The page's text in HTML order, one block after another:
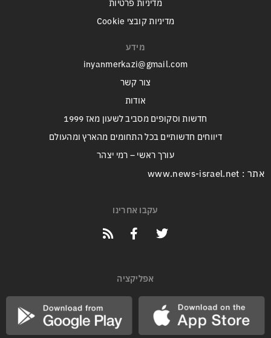
מדיניות פרטיות
מדיניות קובצי Cookie
מידע
inyanmerkazi@gmail.com
צור קשר
אודות
חדשות וסקופים מסביב לשעון מאז 1999
דיווחים חדשותיים בכל התחומים מהארץ ומהעולם
עורך ראשי – רמי יצהר
אתר : www.news-israel.net
עקבו אחרינו
אפליקציה